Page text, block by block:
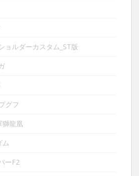
ョルダーカスタム_ST版
グフ
獅龍凰
ム
ーF2